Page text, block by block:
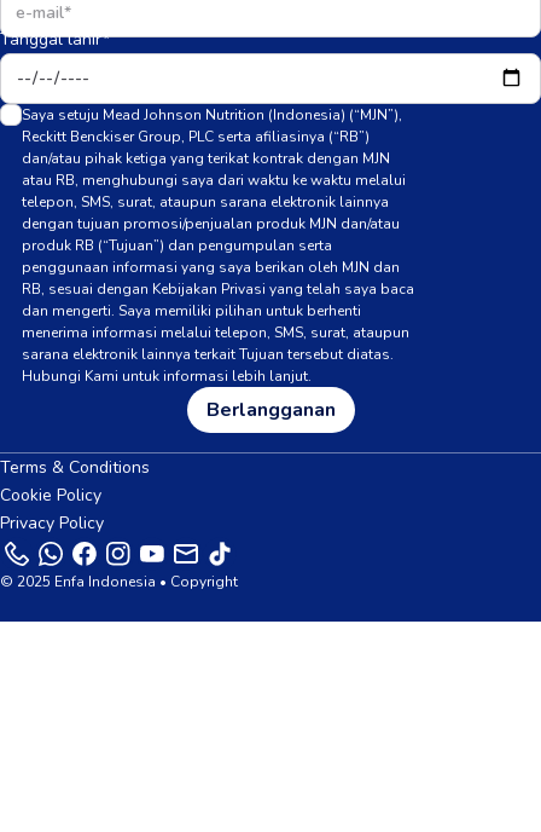
Tanggal lahir*
Saya setuju Mead Johnson Nutrition (Indonesia) (“MJN”),
Reckitt Benckiser Group, PLC serta afiliasinya (“RB”)
dan/atau pihak ketiga yang terikat kontrak dengan MJN
atau RB, menghubungi saya dari waktu ke waktu melalui
telepon, SMS, surat, ataupun sarana elektronik lainnya
dengan tujuan promosi/penjualan produk MJN dan/atau
produk RB (“Tujuan”) dan pengumpulan serta
penggunaan informasi yang saya berikan oleh MJN dan
RB, sesuai dengan Kebijakan Privasi yang telah saya baca
dan mengerti. Saya memiliki pilihan untuk berhenti
menerima informasi melalui telepon, SMS, surat, ataupun
sarana elektronik lainnya terkait Tujuan tersebut diatas.
Hubungi Kami untuk informasi lebih lanjut.
Berlangganan
Terms & Conditions
Cookie Policy
Privacy Policy
© 2025 Enfa Indonesia • Copyright